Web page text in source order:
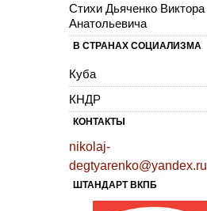
Стихи Дьяченко Виктора
Анатольевича
В СТРАНАХ СОЦИАЛИЗМА
Куба
КНДР
КОНТАКТЫ
nikolaj-
degtyarenko@yandex.ru
ШТАНДАРТ ВКПБ